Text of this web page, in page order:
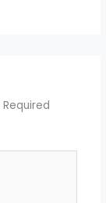
Required